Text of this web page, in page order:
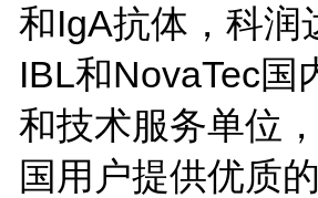
和IgA抗体，科润
IBL和NovaTec国
和技术服务单位
国用户提供优质